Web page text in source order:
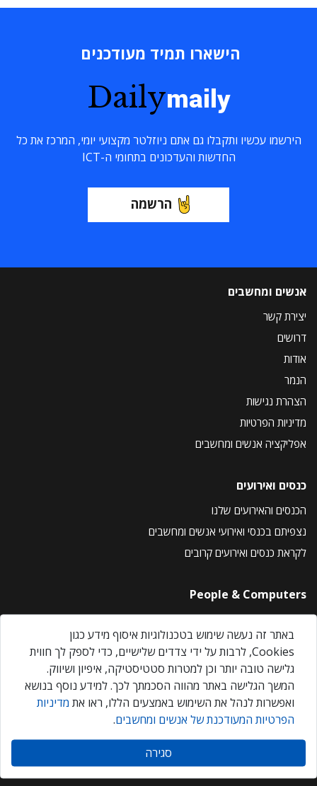
הישארו תמיד מעודכנים
Dailymaily
הירשמו עכשיו ותקבלו גם אתם ניוזלטר מקצועי יומי, המרכז את כל
החדשות והעדכונים בתחומי ה-ICT
הרשמה
אנשים ומחשבים
יצירת קשר
דרושים
אודות
הנמר
הצהרת נגישות
מדיניות הפרטיות
אפליקציה אנשים ומחשבים
כנסים ואירועים
הכנסים והאירועים שלנו
נצפיתם בכנסי ואירועי אנשים ומחשבים
לקראת כנסים ואירועים קרובים
People & Computers
About Us
Privacy Policy
Contact Us
Our Events
אנשים ומחשבים © 2026 – כל הזכויות שמורות
באתר זה נעשה שימוש בטכנולוגיות איסוף מידע כגון
Cookies, לרבות על ידי צדדים שלישיים, כדי לספק לך חווית
גלישה טובה יותר וכן למטרות סטטיסטיקה, איפיון ושיווק.
המשך הגלישה באתר מהווה הסכמתך לכך. למידע נוסף בנושא
ואפשרות לנהל את השימוש באמצעים הללו, ראו את מדיניות
הפרטיות המעודכנת של אנשים ומחשבים.
סגירה